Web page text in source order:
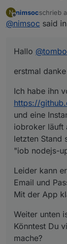
erstmal
und
letzten
Leider
Mit der
Weiter
Ich
device
Im
Danke
tapo.0
2024-
tapo.0
2024-
non
2024-
cached
2024-
please
tapo.0
N
Offline
nimsocschrieb
zuletzt
@nimsoc said in
Hallo @
erstmal
Ich habe ihn
https://
und eine
iobroker läuft
letzten Stand
"iob nodejs-
Leider kann
Email und
Mit der App
Weiter unten
Könntest Du
mache?